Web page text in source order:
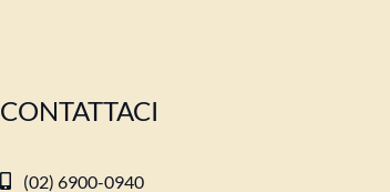
CONTATTACI
(02) 6900-0940